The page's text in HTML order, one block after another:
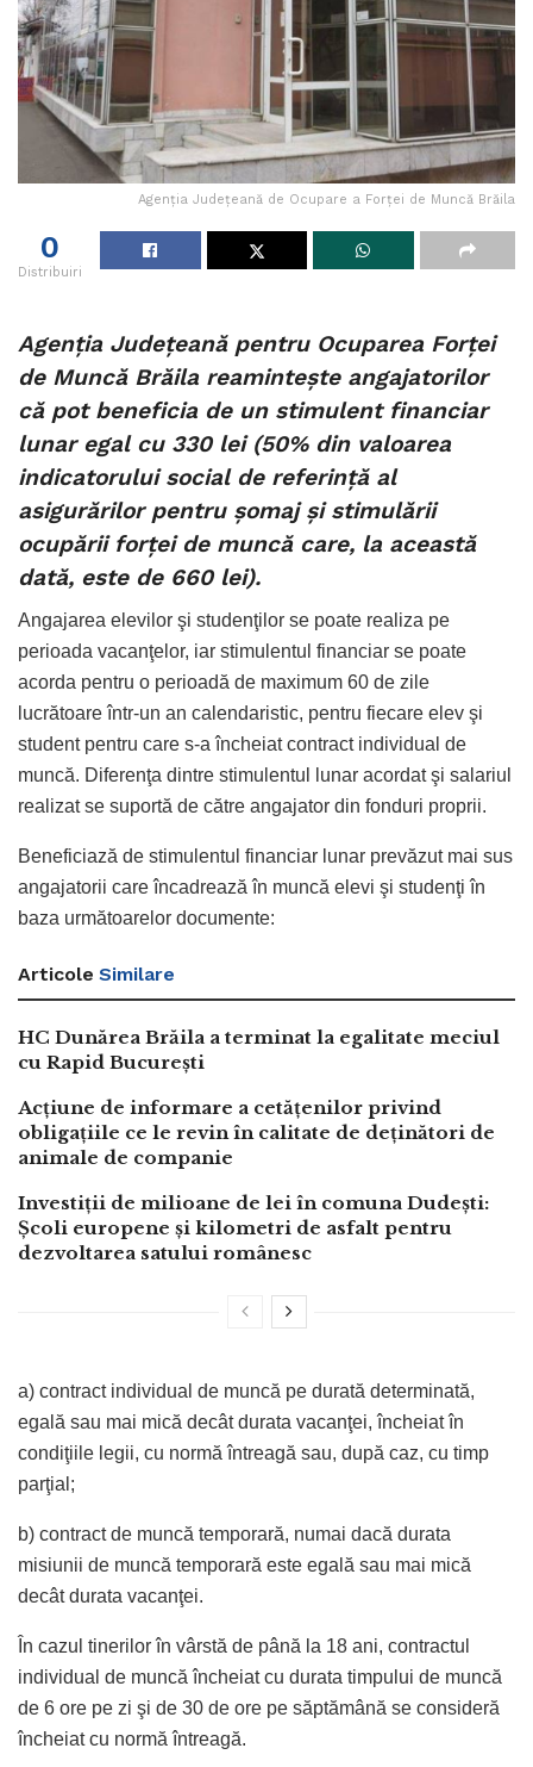
Agenția Județeană de Ocupare a Forței de Muncă Brăila
0
Distribuiri
Agenţia Județeană pentru Ocuparea Forţei
de Muncă Brăila reaminteşte angajatorilor
că pot beneficia de un stimulent financiar
lunar egal cu 330 lei (50% din valoarea
indicatorului social de referință al
asigurărilor pentru șomaj și stimulării
ocupării forței de muncă care, la această
dată, este de 660 lei).
Angajarea elevilor şi studenţilor se poate realiza pe
perioada vacanţelor, iar stimulentul financiar se poate
acorda pentru o perioadă de maximum 60 de zile
lucrătoare într-un an calendaristic, pentru fiecare elev şi
student pentru care s-a încheiat contract individual de
muncă. Diferenţa dintre stimulentul lunar acordat şi salariul
realizat se suportă de către angajator din fonduri proprii.
Beneficiază de stimulentul financiar lunar prevăzut mai sus
angajatorii care încadrează în muncă elevi şi studenţi în
baza următoarelor documente:
Articole Similare
HC Dunărea Brăila a terminat la egalitate meciul
cu Rapid București
Acțiune de informare a cetățenilor privind
obligațiile ce le revin în calitate de deținători de
animale de companie
Investiții de milioane de lei în comuna Dudești:
Școli europene și kilometri de asfalt pentru
dezvoltarea satului românesc
a) contract individual de muncă pe durată determinată,
egală sau mai mică decât durata vacanţei, încheiat în
condiţiile legii, cu normă întreagă sau, după caz, cu timp
parţial;
b) contract de muncă temporară, numai dacă durata
misiunii de muncă temporară este egală sau mai mică
decât durata vacanţei.
În cazul tinerilor în vârstă de până la 18 ani, contractul
individual de muncă încheiat cu durata timpului de muncă
de 6 ore pe zi şi de 30 de ore pe săptămână se consideră
încheiat cu normă întreagă.